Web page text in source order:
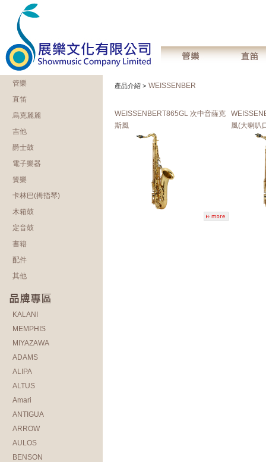
管樂
直笛
烏克麗麗
吉他
爵士鼓
電子樂器
簧樂
卡林巴(拇指琴)
木箱鼓
定音鼓
書籍
配件
其他
KALANI
MEMPHIS
MIYAZAWA
ADAMS
ALIPA
ALTUS
Amari
ANTIGUA
ARROW
AULOS
BENSON
產品介紹 > WEISSENBER
WEISSENBERT865GL 次中音薩克
斯風
風(大喇叭